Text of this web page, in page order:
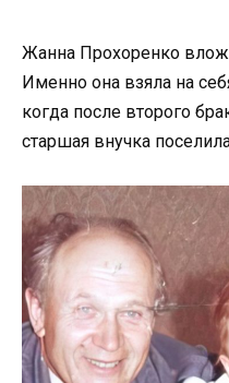
Жанна Прохоренко
Именно она взяла на
когда после второго
старшая внучка